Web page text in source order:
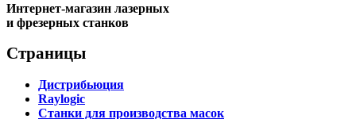
Интернет-магазин лазерных
и фрезерных станков
Страницы
Дистрибьюция
Raylogic
Станки для производства масок